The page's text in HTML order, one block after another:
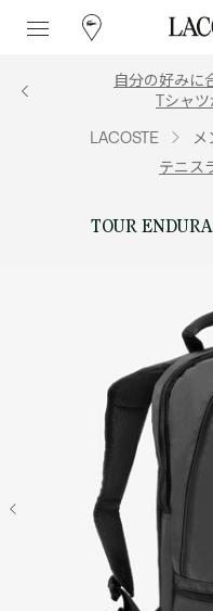
自分の好みに
Tシャ
LACOSTE メ
テニス
TOUR